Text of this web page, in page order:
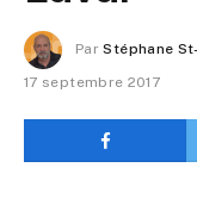
Par Stéphane
17 septembre 2017